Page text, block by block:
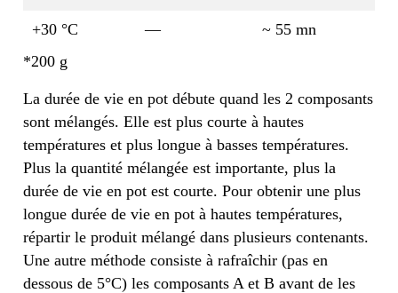
+30 °C —
~ 55 mn
*200 g
La durée de vie en pot débute quand les 2 composants
sont mélangés. Elle est plus courte à hautes
températures et plus longue à basses températures.
Plus la quantité mélangée est importante, plus la
durée de vie en pot est courte. Pour obtenir une plus
longue durée de vie en pot à hautes températures,
répartir le produit mélangé dans plusieurs contenants.
Une autre méthode consiste à rafraîchir (pas en
dessous de 5°C) les composants A et B avant de les